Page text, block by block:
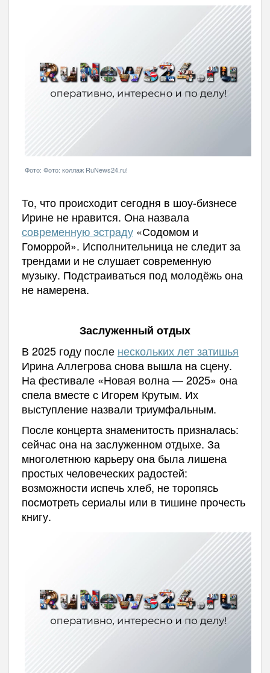
Фото: Фото: коллаж RuNews24.ru!
То, что происходит сегодня в шоу-бизнесе
Ирине не нравится. Она назвала
современную эстраду«Содомом и
Гоморрой». Исполнительница не следит за
трендами и не слушает современную
музыку. Подстраиваться под молодёжь она
не намерена.
Заслуженный отдых
В 2025 году после нескольких лет затишья
Ирина Аллегрова снова вышла на сцену.
На фестивале «Новая волна — 2025» она
спела вместе с Игорем Крутым. Их
выступление назвали триумфальным.
После концерта знаменитость призналась:
сейчас она на заслуженном отдыхе. За
многолетнюю карьеру она была лишена
простых человеческих радостей:
возможности испечь хлеб, не торопясь
посмотреть сериалы или в тишине прочесть
книгу.